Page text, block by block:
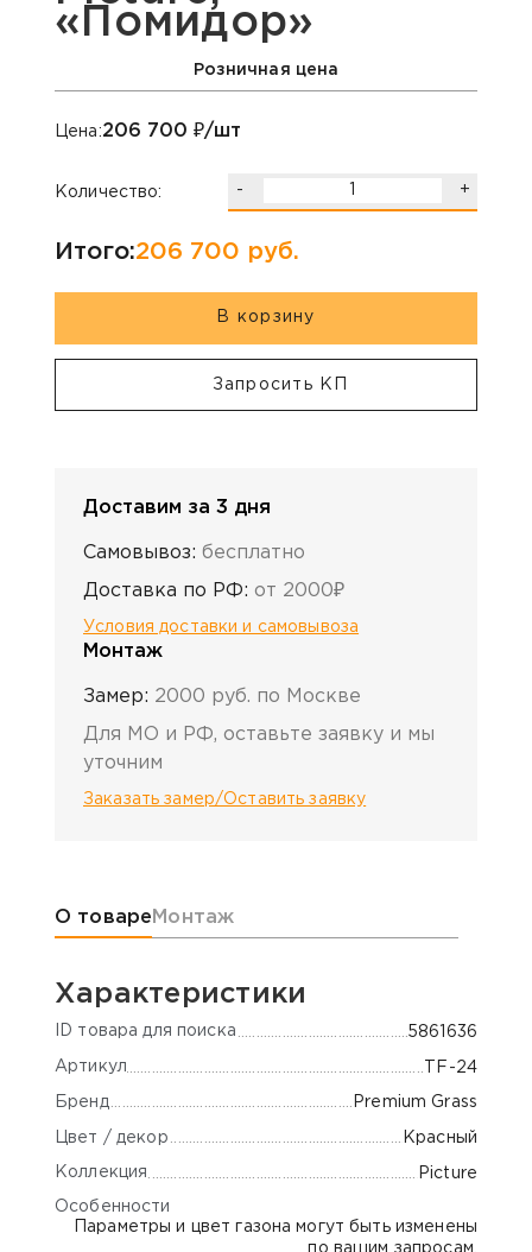
«Помидор»
Розничная цена
Цена:206 700 ₽/шт
Количество: - +
Итого:206 700 руб.
В корзину
Запросить КП
Доставим за 3 дня
Самовывоз: бесплатно
Доставка по РФ: от 2000₽
Условия доставки и самовывоза
Монтаж
Замер: 2000 руб. по Москве
Для МО и РФ, оставьте заявку и мы
уточним
Заказать замер/Оставить заявку
Информация о товаре
О товаре Монтаж
Характеристики
ID товара для поиска 5861636
Артикул TF-24
Бренд Premium Grass
Цвет / декор Красный
Коллекция Picture
Особенности
Параметры и цвет газона могут быть изменены
по вашим запросам.